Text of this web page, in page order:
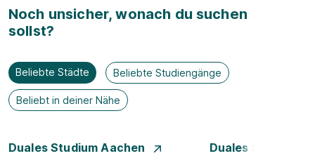
Noch unsicher, wonach du suchen
sollst?
Beliebte Städte Beliebte Studiengänge
Beliebt in deiner Nähe
Duales Studium Aachen
Duales Studium